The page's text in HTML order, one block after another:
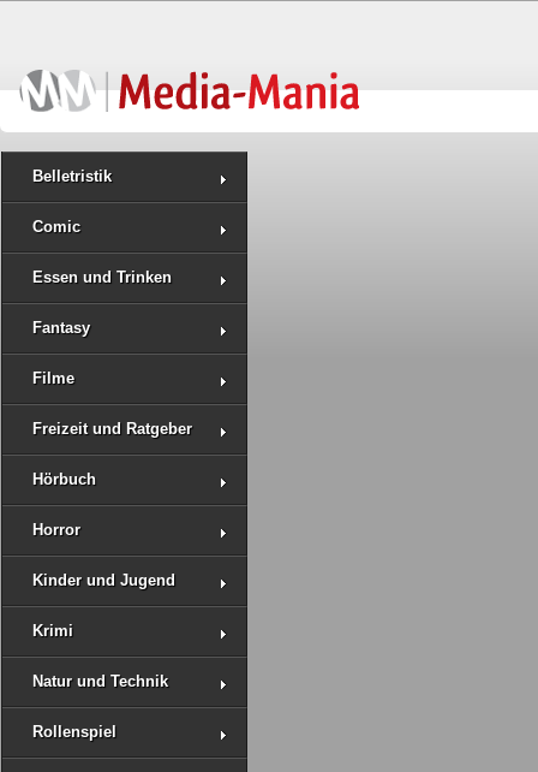
Belletristik
Comic
Essen und Trinken
Fantasy
Filme
Freizeit und Ratgeber
Hörbuch
Horror
Kinder und Jugend
Krimi
Natur und Technik
Rollenspiel